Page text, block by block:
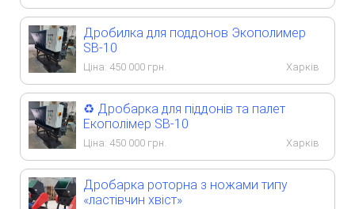
Дробилка для поддонов Экополимер
SB-10
Ціна: 450 000 грн. Харків
♻️ Дробарка для піддонів та палет
Екополімер SB-10
Ціна: 450 000 грн. Харків
Дробарка роторна з ножами типу
«ластівчин хвіст»